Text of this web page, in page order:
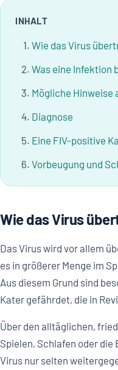
INHALT
Wie das Virus
Was eine Infektion
Mögliche Hinweise
Diagnose
Eine FIV-positive
Vorbeugung und
Wie das Virus
Das Virus wird vor allem
es in größerer Menge im
Aus diesem Grund sind
Kater gefährdet, die in
Über den alltäglichen,
Spielen, Schlafen oder
Virus nur selten